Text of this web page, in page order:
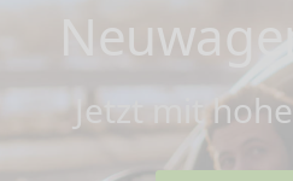
Jetzt mit